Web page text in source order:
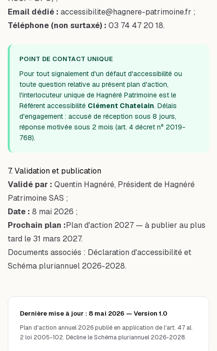
Email dédié : accessibilite@hagnere-patrimoine.fr ;
Téléphone (non surtaxé) : 03 74 47 20 18.
POINT DE CONTACT UNIQUE
Pour tout signalement d'un défaut d'accessibilité ou
toute question relative au présent plan d'action,
l'interlocuteur unique de Hagnéré Patrimoine est le
Référent accessibilité Clément Chatelain. Délais
d'engagement : accusé de réception sous 8 jours,
réponse motivée sous 2 mois (art. 4 décret n° 2019-
768).
7. Validation et publication
Validé par : Quentin Hagnéré, Président de Hagnéré
Patrimoine SAS ;
Date : 8 mai 2026 ;
Prochain plan :Plan d'action 2027 — à publier au plus
tard le 31 mars 2027.
Documents associés : Déclaration d'accessibilitéet
Schéma pluriannuel 2026-2028.
Dernière mise à jour : 8 mai 2026 — Version 1.0
Plan d'action annuel 2026 publié en application de l'art. 47 al.
2 loi 2005-102. Décline le Schéma pluriannuel 2026-2028.